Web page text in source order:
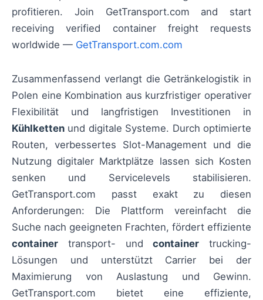
profitieren. Join GetTransport.com and start
receiving verified container freight requests
worldwide — GetTransport.com.com
Zusammenfassend verlangt die Getränkelogistik in
Polen eine Kombination aus kurzfristiger operativer
Flexibilität und langfristigen Investitionen in
Kühlketten und digitale Systeme. Durch optimierte
Routen, verbessertes Slot-Management und die
Nutzung digitaler Marktplätze lassen sich Kosten
senken und Servicelevels stabilisieren.
GetTransport.com passt exakt zu diesen
Anforderungen: Die Plattform vereinfacht die
Suche nach geeigneten Frachten, fördert effiziente
container transport- undcontainer trucking-
Lösungen und unterstützt Carrier bei der
Maximierung von Auslastung und Gewinn.
GetTransport.com bietet eine effiziente,